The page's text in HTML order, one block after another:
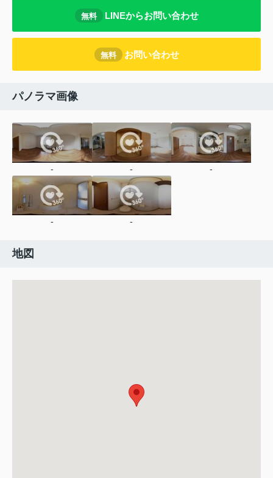
無料 LINEからお問い合わせ
無料 お問い合わせ
パノラマ画像
- - -
- -
地図